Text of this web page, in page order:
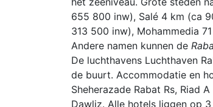
655 800 inw), Salé 4 km (ca
313 500 inw), Mohammedia
Andere namen kunnen de
De luchthavens Luchthaven
de buurt. Accommodatie en
Sheherazade Rabat Rs, Riad
Dawliz. Alle hotels liggen op